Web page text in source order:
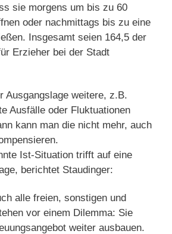
sie morgens um bis zu 60
oder nachmittags bis zu eine
Insgesamt seien 164,5 der
Erzieher bei der Stadt
Ausgangslage weitere, z.B.
Ausfälle oder Fluktuationen
kann man die nicht mehr, auch
Ist-Situation trifft auf eine
berichtet Staudinger:
alle freien, sonstigen und
vor einem Dilemma: Sie
weiter ausbauen.